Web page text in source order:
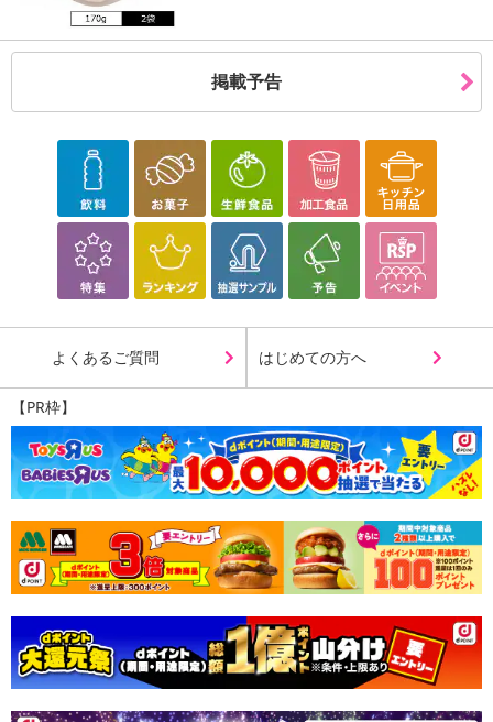
掲載予告
よくあるご質問 はじめての方へ
【PR枠】